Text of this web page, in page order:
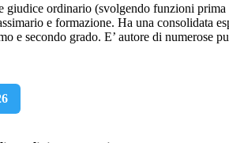
giudice ordinario (svolgendo funzioni
e formazione. Ha una
e secondo grado. E’ autore di numerose